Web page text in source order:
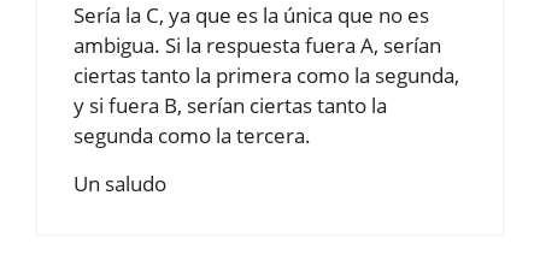
Sería la C, ya que es la única que no es
ambigua. Si la respuesta fuera A, serían
ciertas tanto la primera como la segunda,
y si fuera B, serían ciertas tanto la
segunda como la tercera.
Un saludo